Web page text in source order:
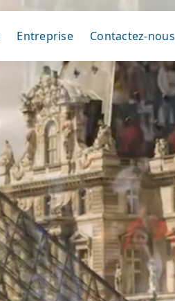
Entreprise Contactez-nous